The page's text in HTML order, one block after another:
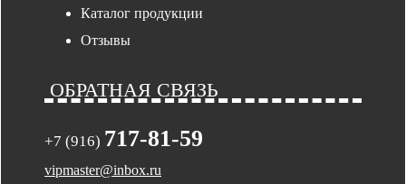
Каталог продукции
Отзывы
ОБРАТНАЯ СВЯЗЬ
+7 (916) 717-81-59
vipmaster@inbox.ru